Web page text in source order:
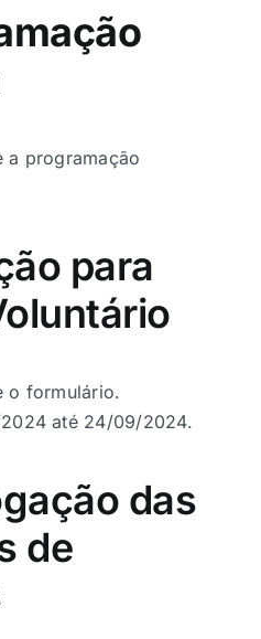
a programação
para
o formulário.
até 24/09/2024.
das
de